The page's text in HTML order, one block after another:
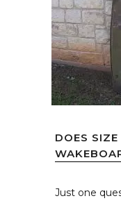
DOES
Just one